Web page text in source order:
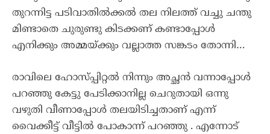
തുറന്നിട്ട പടിവാതിൽക്കൽ തല നിലത്ത് വച്ചു ചന്തു
മിണ്ടാതെ ചുരുണ്ടു കിടക്കണ് കണ്ടാപ്പോൾ
എനിക്കും അമ്മയ്ക്കും വല്ലാത്ത സങ്കടം തോന്നി…
രാവിലെ ഹോസ്പ്പിറ്റൽ നിന്നും അച്ഛൻ വന്നാപ്പോൾ
പറഞ്ഞു കേട്ടു പേടിക്കാനില്ല ചെറുതായി ഒന്നു
വഴുതി വീണാപ്പോൾ തലയിടിച്ചതാണ് എന്ന്
വൈക്കീട്ട് വീട്ടിൽ പോകാന്ന് പറഞ്ഞു . എന്നോട്